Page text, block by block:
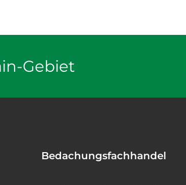
Gebiet
Bedachungsfachhandel